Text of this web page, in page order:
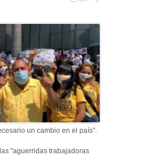
un cambio en el país".
"aguerridas trabajadoras